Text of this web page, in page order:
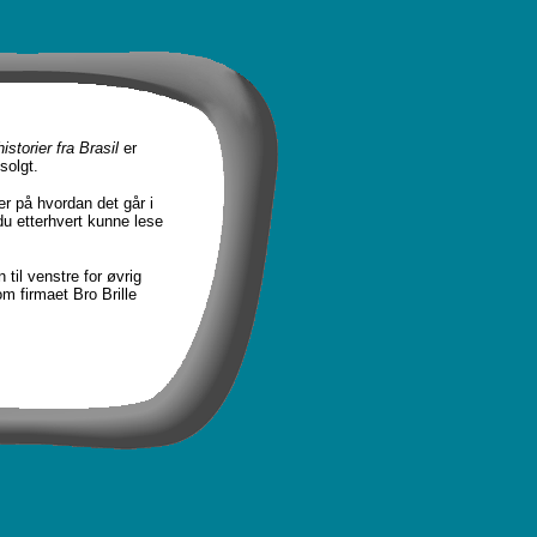
fra Brasil er
på hvordan det går i
etterhvert kunne lese
til venstre for øvrig
firmaet Bro Brille